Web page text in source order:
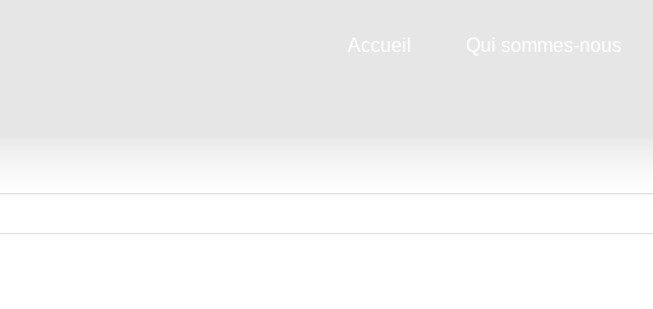
Accueil Qui sommes-nous